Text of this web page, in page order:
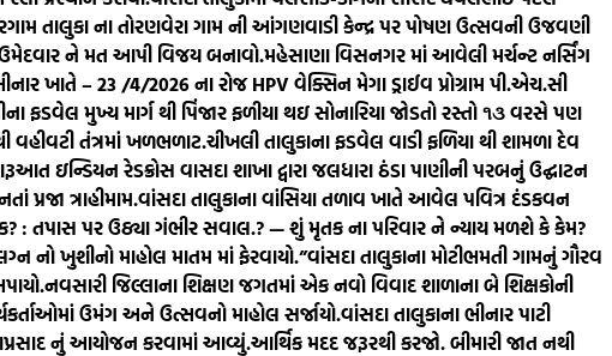
તાલુકા ના તોરણવેરા ગામ ની આંગણવાડી કેન્દ્ર પર પોષણ ઉત્સવની ઉજવણી
ઉમેદવાર ને મત આપી વિજય બનાવો.મહેસાણા વિસનગર માં આવેલી મર્ચન્ટ નર્સિંગ
ખાતે – 23 /4/2026 ના રોજ HPV વેક્સિન મેગા ડ્રાઈવ પ્રોગ્રામ પી.એચ.સી
ફડવેલ મુખ્ય માર્ગ થી પિંજાર ફળીયા થઇ સોનારિયા જોડતો રસ્તો ૧૩ વરસે પણ
વહીવટી તંત્રમાં ખળભળાટ.ચીખલી તાલુકાના ફડવેલ વાડી ફળિયા થી શામળા દેવ
ઇન્ડિયન રેડક્રોસ વાસદા શાખા દ્વારા જલધારા ઠંડા પાણીની પરબનું ઉદ્ઘાટન
ત્રાહીમામ.વાંસદા તાલુકાના વાંસિયા તળાવ ખાતે આવેલ પવિત્ર દંડકવન
: તપાસ પર ઉઠ્યા ગંભીર સવાલ.? — શું મૃતક ના પરિવાર ને ન્યાય મળશે કે કેમ?
નો ખુશીનો માહોલ માતમ માં ફેરવાયો.”વાંસદા તાલુકાના મોટીભમતી ગામનું ગૌરવ
નવસારી જિલ્લાના શિક્ષણ જગતમાં એક નવો વિવાદ શાળાના બે શિક્ષકોની
ઉમંગ અને ઉત્સવનો માહોલ સર્જાયો.વાંસદા તાલુકાના ભીનાર પાટી
નું આયોજન કરવામાં આવ્યું.આર્થિક મદદ જરૂરથી કરજો. બીમારી જાત નથી